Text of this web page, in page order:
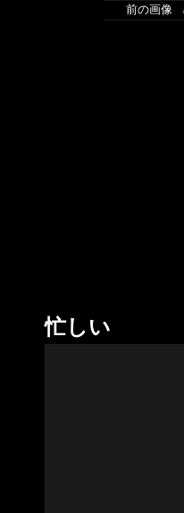
前の画像
忙しい